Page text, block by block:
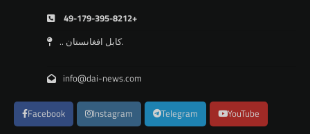
49-179-395-8212+
.. کابل افغانستان.
info@dai-news.com
Facebook Instagram Telegram YouTube